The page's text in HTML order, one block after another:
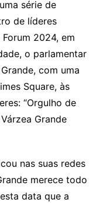
n
a
s
sr
o
o
m
série de
de líderes
2024, em
o parlamentar
com uma
Square, às
“Orgulho de
Grande
nas suas redes
merece todo
data que a